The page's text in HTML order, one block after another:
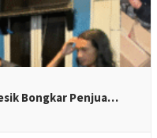
Bongkar Penjua…